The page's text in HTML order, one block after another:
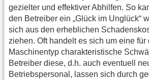
gezielter und effektiver Abhilfen. So
den Betreiber ein „Glück im Unglück“
sich aus den erheblichen
ziehen. Oft handelt es sich um eine
Maschinentyp charakteristische
Betreiber diese, d.h. auch eventuell
Betriebspersonal, lassen sich durch